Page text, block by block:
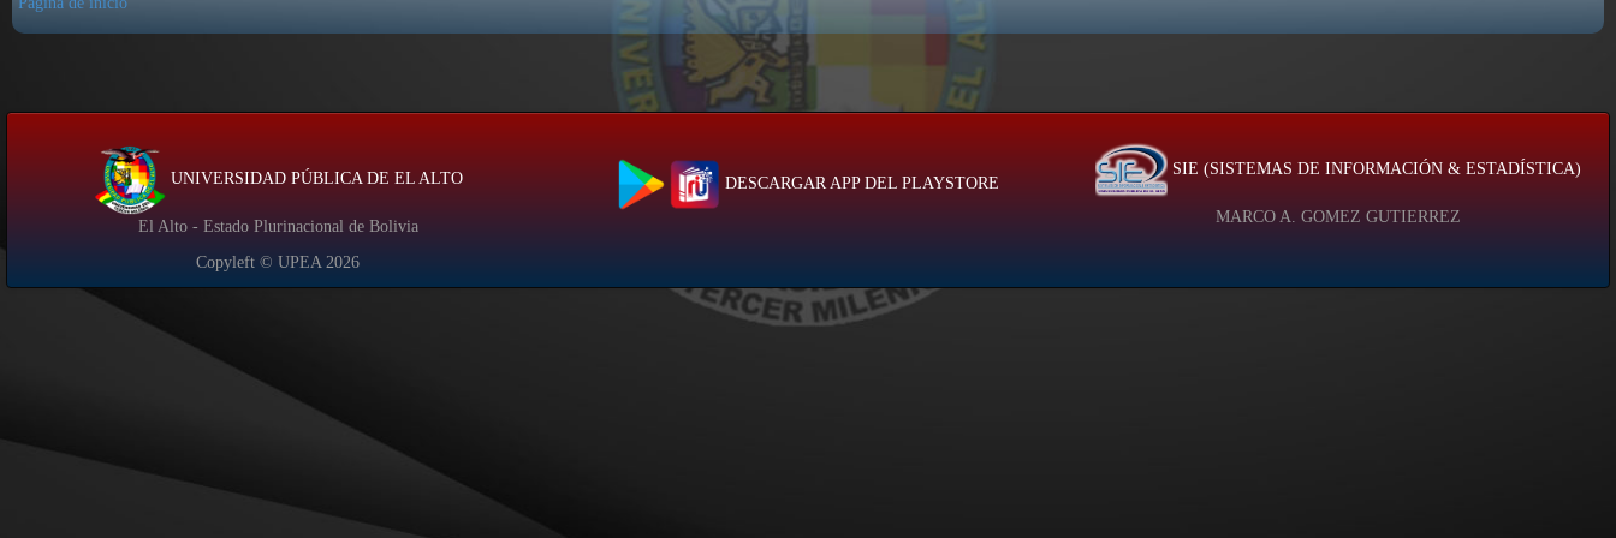
UNIVERSIDAD PÚBLICA DE EL ALTO
El Alto - Estado Plurinacional de Bolivia
Copyleft © UPEA2026
DESCARGAR APP DEL PLAYSTORE
SIE (SISTEMAS DE INFORMACIÓN & ESTADÍSTICA)
MARCO A. GOMEZ GUTIERREZ